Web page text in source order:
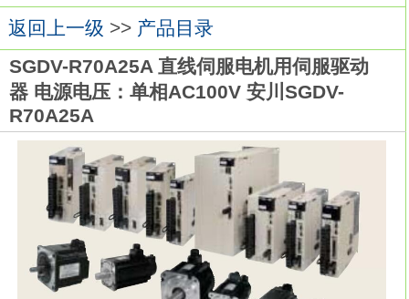
返回上一级 >> 产品目录
SGDV-R70A25A 直线伺服电机用伺服驱动
器 电源电压：单相AC100V 安川SGDV-
R70A25A